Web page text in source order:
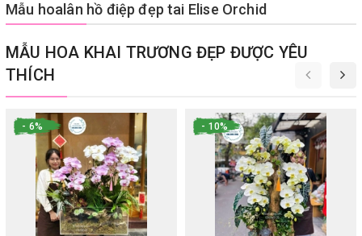
Mẫu hoalân hồ điệp đẹp tai Elise Orchid
MẪU HOA KHAI TRƯƠNG ĐẸP ĐƯỢC YÊU
THÍCH
- 6% - 10%